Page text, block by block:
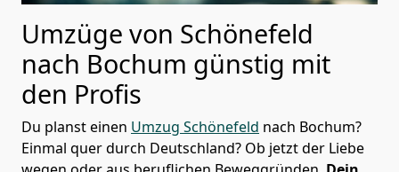
Umzüge von Schönefeld
nach Bochum günstig mit
den Profis
Du planst einen Umzug Schönefeld nach Bochum?
Einmal quer durch Deutschland? Ob jetzt der Liebe